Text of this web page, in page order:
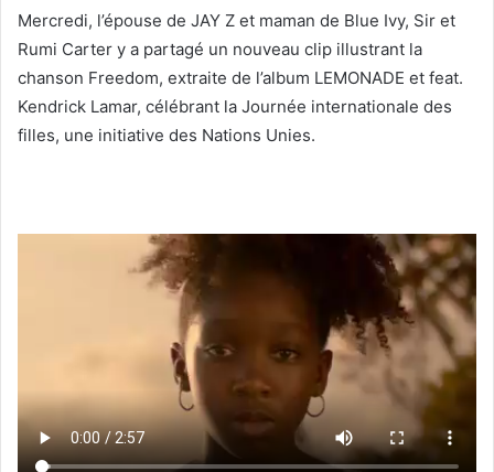
Mercredi, l’épouse de JAY Z et maman de Blue Ivy, Sir et
Rumi Carter y a partagé un nouveau clip illustrant la
chanson Freedom, extraite de l’album LEMONADE et feat.
Kendrick Lamar, célébrant la Journée internationale des
filles, une initiative des Nations Unies.